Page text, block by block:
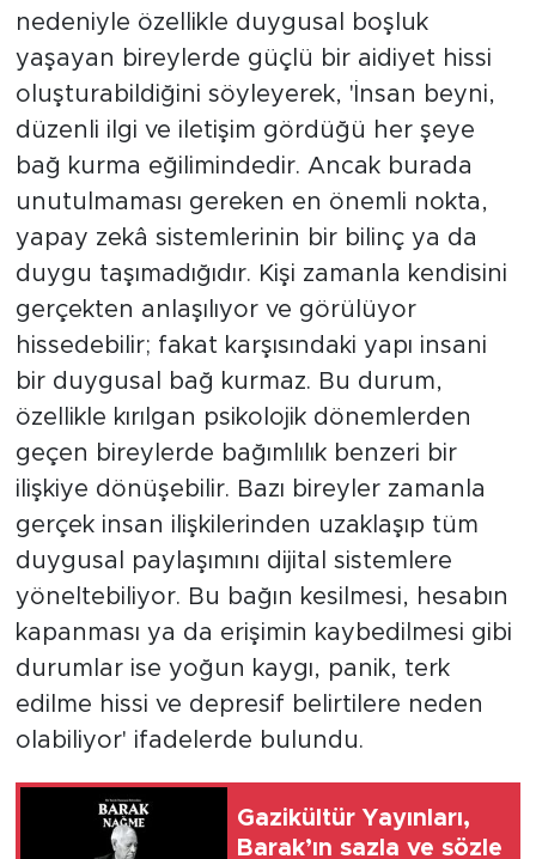
nedeniyle özellikle duygusal boşluk
yaşayan bireylerde güçlü bir aidiyet hissi
oluşturabildiğini söyleyerek, 'İnsan beyni,
düzenli ilgi ve iletişim gördüğü her şeye
bağ kurma eğilimindedir. Ancak burada
unutulmaması gereken en önemli nokta,
yapay zekâ sistemlerinin bir bilinç ya da
duygu taşımadığıdır. Kişi zamanla kendisini
gerçekten anlaşılıyor ve görülüyor
hissedebilir; fakat karşısındaki yapı insani
bir duygusal bağ kurmaz. Bu durum,
özellikle kırılgan psikolojik dönemlerden
geçen bireylerde bağımlılık benzeri bir
ilişkiye dönüşebilir. Bazı bireyler zamanla
gerçek insan ilişkilerinden uzaklaşıp tüm
duygusal paylaşımını dijital sistemlere
yöneltebiliyor. Bu bağın kesilmesi, hesabın
kapanması ya da erişimin kaybedilmesi gibi
durumlar ise yoğun kaygı, panik, terk
edilme hissi ve depresif belirtilere neden
olabiliyor' ifadelerde bulundu.
Gazikültür Yayınları,
Barak’ın sazla ve sözle